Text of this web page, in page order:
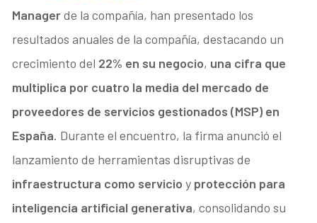
Managerde la compañía, han presentado los
resultados anuales de la compañía, destacando un
crecimiento del 22% en su negocio, una cifra que
multiplica por cuatro la media del mercado de
proveedores de servicios gestionados (MSP) en
España. Durante el encuentro, la firma anunció el
lanzamiento de herramientas disruptivas de
infraestructura como servicio y protección para
inteligencia artificial generativa, consolidando su